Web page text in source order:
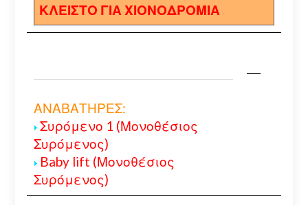
ΚΛΕΙΣΤΟ ΓΙΑ ΧΙΟΝΟΔΡΟΜΙΑ
ΑΝΑΒΑΤΗΡΕΣ:
Συρόμενο 1 (Μονοθέσιος
Συρόμενος)
Baby lift (Μονοθέσιος
Συρόμενος)